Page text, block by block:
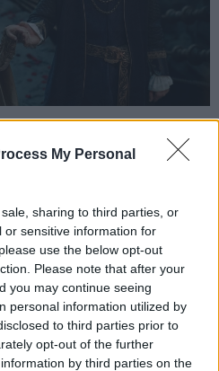
My Personal
sharing to third parties, or
or sensitive information for
use the below opt-out
Please note that after your
you may continue seeing
personal information utilized by
to third parties prior to
opt-out of the further
by third parties on the
a világuk megalkotásában
hanem abban az
hogy a sivár vidéken fát
nem sok időt
megint csak azt a
kamaszok számára
követi, hogy a kemény
és hogy a nőket senki
Különösen nem egy